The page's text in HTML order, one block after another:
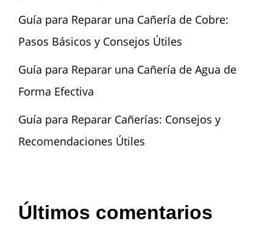
Guía para Reparar una Cañería de Cobre:
Pasos Básicos y Consejos Útiles
Guía para Reparar una Cañería de Agua de
Forma Efectiva
Guía para Reparar Cañerías: Consejos y
Recomendaciones Útiles
Últimos comentarios